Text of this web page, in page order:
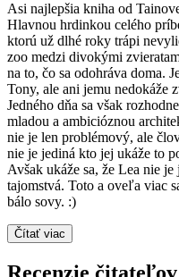
Asi najlepšia kniha od
Hlavnou hrdinkou celého
ktorú už dlhé roky trápi
zoo medzi divokými
na to, čo sa odohráva doma.
Tony, ale ani jemu nedokáže
Jedného dňa sa však
mladou a ambicióznou
nie je len problémový, ale
nie je jediná kto jej ukáže to
Avšak ukáže sa, že Lea nie
tajomstvá. Toto a oveľa viac
bálo sovy. :)
Čítať viac